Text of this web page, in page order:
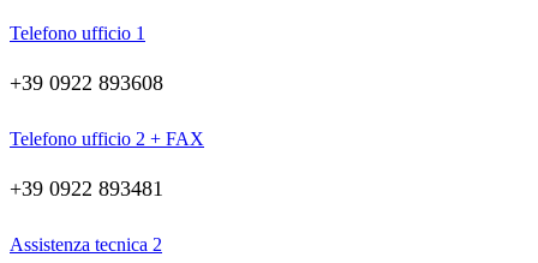
Telefono ufficio 1
+39 0922 893608
Telefono ufficio 2 + FAX
+39 0922 893481
Assistenza tecnica 2